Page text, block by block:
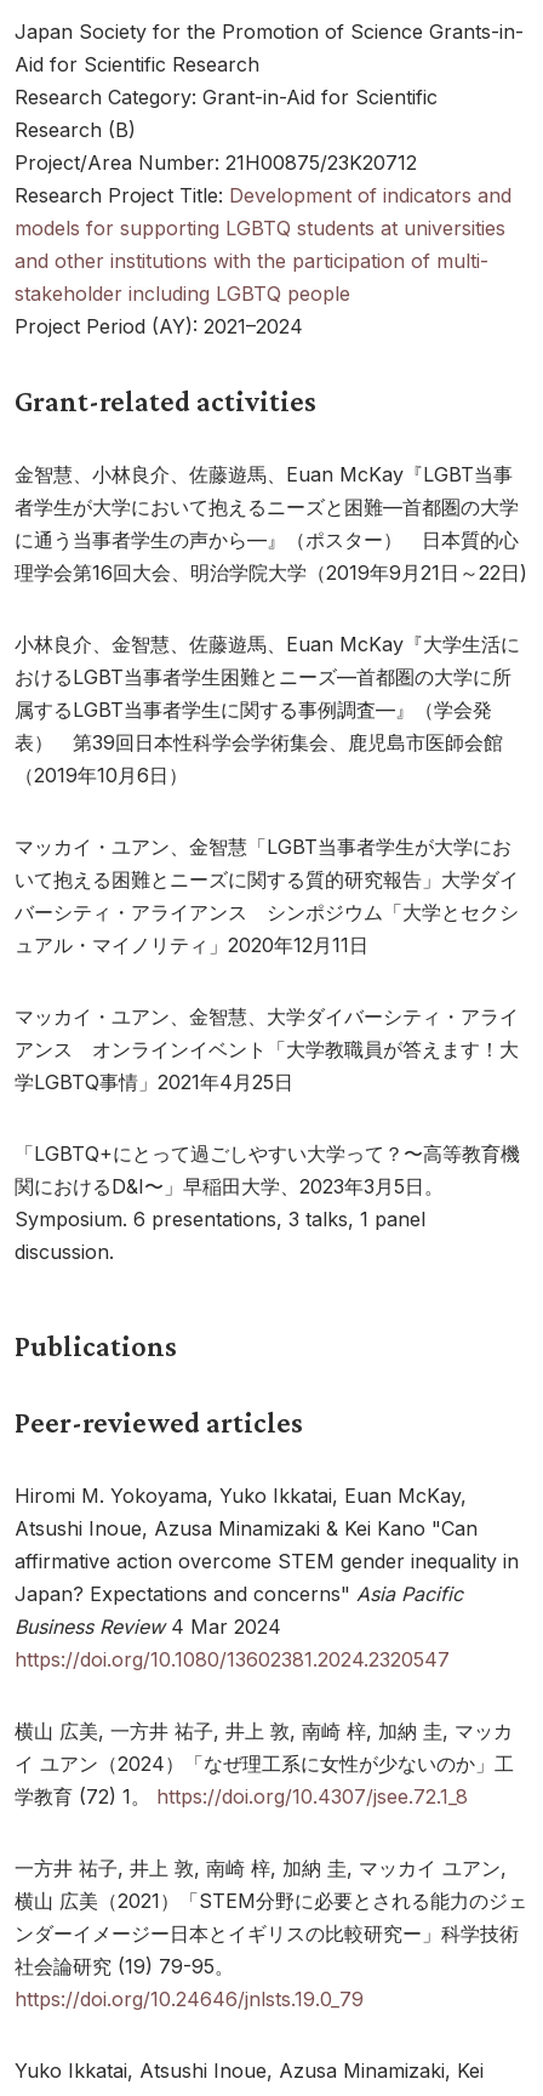
Japan Society for the Promotion of Science Grants-in-
Aid for Scientific Research
Research Category: Grant-in-Aid for Scientific
Research (B)
Project/Area Number: 21H00875/23K20712
Research Project Title: Development of indicators and
models for supporting LGBTQ students at universities
and other institutions with the participation of multi-
stakeholder including LGBTQ people
Project Period (AY): 2021–2024
Grant-related activities
金智慧、小林良介、佐藤遊馬、Euan McKay『LGBT当事
者学生が大学において抱えるニーズと困難—首都圏の大学
に通う当事者学生の声から—』（ポスター） 日本質的心
理学会第16回大会、明治学院大学（2019年9月21日～22日)
小林良介、金智慧、佐藤遊馬、Euan McKay『大学生活に
おけるLGBT当事者学生困難とニーズ—首都圏の大学に所
属するLGBT当事者学生に関する事例調査—』（学会発
表） 第39回日本性科学会学術集会、鹿児島市医師会館
（2019年10月6日）
マッカイ・ユアン、金智慧「LGBT当事者学生が大学にお
いて抱える困難とニーズに関する質的研究報告」大学ダイ
バーシティ・アライアンス シンポジウム「大学とセクシ
ュアル・マイノリティ」2020年12月11日
マッカイ・ユアン、金智慧、大学ダイバーシティ・アライ
アンス オンラインイベント「大学教職員が答えます！大
学LGBTQ事情」2021年4月25日
「LGBTQ+にとって過ごしやすい大学って？〜高等教育機
関におけるD&I〜」早稲田大学、2023年3月5日。
Symposium. 6 presentations, 3 talks, 1 panel
discussion.
Publications
Peer-reviewed articles
Hiromi M. Yokoyama, Yuko Ikkatai, Euan McKay,
Atsushi Inoue, Azusa Minamizaki & Kei Kano "Can
affirmative action overcome STEM gender inequality in
Japan? Expectations and concerns" Asia Pacific
Business Review4 Mar 2024
https://doi.org/10.1080/13602381.2024.2320547
横山 広美, 一方井 祐子, 井上 敦, 南崎 梓, 加納 圭, マッカ
イ ユアン（2024）「なぜ理工系に女性が少ないのか」工
学教育 (72) 1。 https://doi.org/10.4307/jsee.72.1_8
一方井 祐子, 井上 敦, 南崎 梓, 加納 圭, マッカイ ユアン,
横山 広美（2021）「STEM分野に必要とされる能力のジェ
ンダーイメージー日本とイギリスの比較研究ー」科学技術
社会論研究 (19) 79-95。
https://doi.org/10.24646/jnlsts.19.0_79
Yuko Ikkatai, Atsushi Inoue, Azusa Minamizaki, Kei